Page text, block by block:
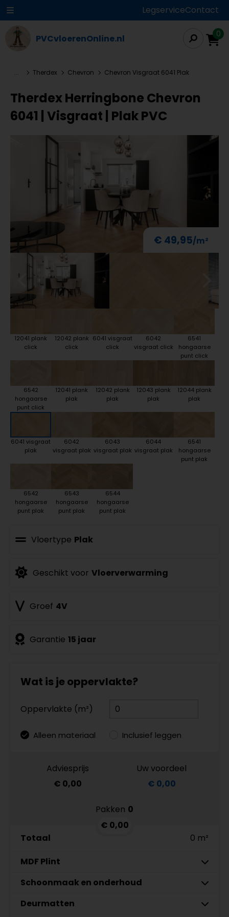
LegserviceContact
PVCvloerenOnline.nl 0
... Therdex Chevron Chevron Visgraat 6041 Plak
Therdex Herringbone Chevron
6041 | Visgraat | Plak PVC
€ 49,95
12041 plank
click
12042 plank
click
6041 visgraat
click
6042
visgraat click
6541
hongaarse
punt click
6542
hongaarse
punt click
12041 plank
plak
12042 plank
plak
12043 plank
plak
12044 plank
plak
6041 visgraat
plak
6042
visgraat plak
6043
visgraat plak
6044
visgraat plak
6541
hongaarse
punt plak
6542
hongaarse
punt plak
6543
hongaarse
punt plak
6544
hongaarse
punt plak
Vloertype Plak
Geschikt voor Vloerverwarming
Groef 4V
Garantie 15 jaar
Wat is je oppervlakte?
Oppervlakte (m²)
Alleen materiaal Inclusief leggen
Adviesprijs
€ 0,00
Uw voordeel
€ 0,00
Pakken 0
€ 0,00
Totaal
0 m²
MDF Plint
7 cm
MDF plinten 7 cm
Aantal
9 cm
Schoonmaak en onderhoud
Co-Pro Schoonmaak en
Aantal
Deurmatten